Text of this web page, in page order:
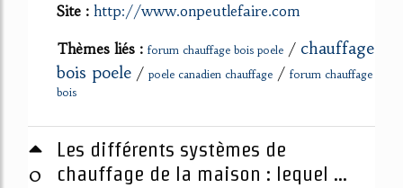
Site : http://www.onpeutlefaire.com
Thèmes liés : forum chauffage bois poele / chauffage
bois poele / poele canadien chauffage / forum chauffage
bois
0
Les différents systèmes de
chauffage de la maison : lequel ...